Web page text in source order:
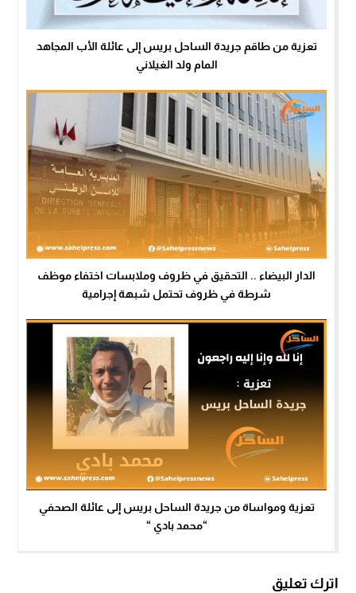
تعزية من طاقم جريدة الساحل بريس إلى عائلة الأب المجاهد
المام ولد الغيلاني
الدار البيضاء .. التحقيق في ظروف وملابسات اختفاء موظف
شرطة في ظروف تحتمل شبهة إجرامية
تعزية ومواساة من جريدة الساحل بريس إلى عائلة الصحفي
“محمد بادي “
اترك تعليق